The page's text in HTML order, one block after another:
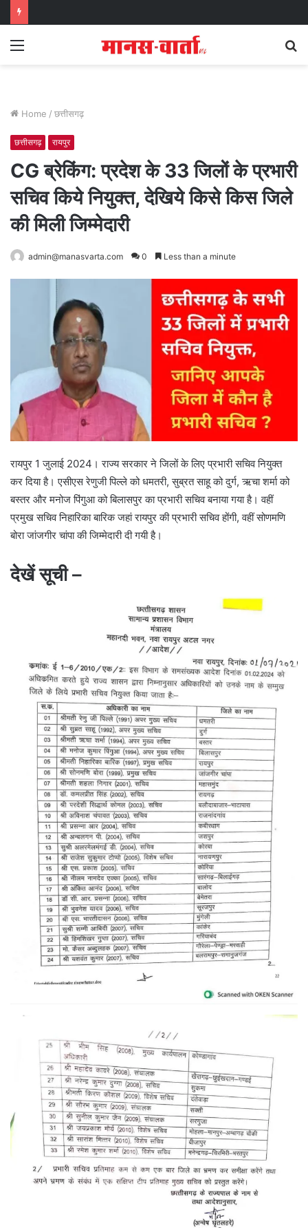
Menu
Home / छत्तीसगढ़
छत्तीसगढ़ रायपुर
CG ब्रेकिंग: प्रदेश के 33 जिलों के प्रभारी
सचिव किये नियुक्त, देखिये किसे किस जिले
की मिली जिम्मेदारी
admin@manasvarta.com 0 Less than a minute
रायपुर 1 जुलाई 2024। राज्य सरकार ने जिलों के लिए प्रभारी सचिव नियुक्त
कर दिया है। एसीएस रेणुजी पिल्ले को धमतरी, सुब्रत साहू को दुर्ग, ऋचा शर्मा को
बस्तर और मनोज पिंगुआ को बिलासपुर का प्रभारी सचिव बनाया गया है। वहीं
प्रमुख सचिव निहारिका बारिक जहां रायपुर की प्रभारी सचिव होंगी, वहीं सोणमणि
बोरा जांजगीर चांपा की जिम्मेदारी दी गयी है।
देखें सूची –